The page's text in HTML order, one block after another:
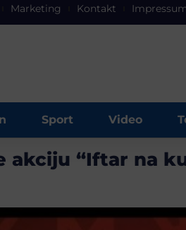
Marketing Kontakt
Sport Video
akciju “Iftar na